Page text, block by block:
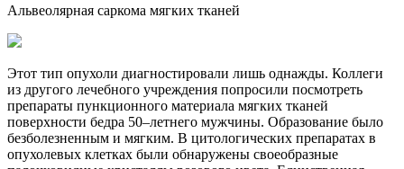
Альвеолярная саркома мягких тканей
Этот тип опухоли диагностировали лишь однажды. Коллеги
из другого лечебного учреждения попросили посмотреть
препараты пункционного материала мягких тканей
поверхности бедра 50–летнего мужчины. Образование было
безболезненным и мягким. В цитологических препаратах в
опухолевых клетках были обнаружены своеобразные